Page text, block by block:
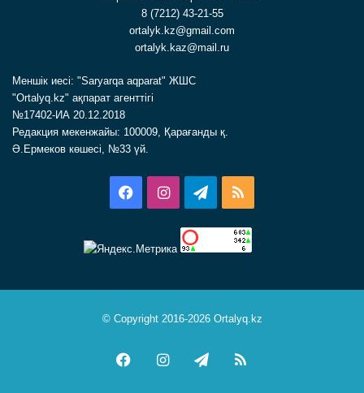
8 (7212) 43-21-55
ortalyk.kz@gmail.com
ortalyk.kaz@mail.ru
Меншік иесі: "Saryarqa aqparat" ЖШС
"Ortalyq.kz" ақпарат агенттігі
№17402-ИА 20.12.2018
Редакция мекенжайы: 100009, Қарағанды қ.
Ә.Ермеков көшесі, №33 үй.
FacebookInstagramTelegram
© Copyright 2016-2026 Ortalyq.kz
FacebookInstagramTelegram